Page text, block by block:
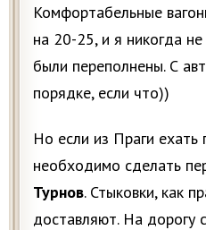
Комфортабельные
на 20-25, и я никогда
были переполнены. С
порядке, если что))
Но если из Праги ехать
необходимо сделать
Турнов. Стыковки, как
доставляют. На дорогу